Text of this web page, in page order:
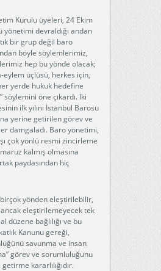
Kurulu üyeleri, 24 Ekim
yönetimi devraldığı andan
bir grup değil baro
böyle söylemlerimiz,
hep bu yönde olacak;
eylem üçlüsü, herkes için,
yerde hukuk hedefine
öne çıkardı. İki
ilk yılını İstanbul Barosu
yerine getirilen görev ve
damgaladı. Baro yönetimi,
çok yönlü resmi zincirleme
kalmış olmasına
paydasından hiç
yönden eleştirilebilir,
eleştirilemeyecek tek
düzene bağlılığı ve bu
Kanunu gereği,
savunma ve insan
görev ve sorumluluğunu
kararlılığıdır.